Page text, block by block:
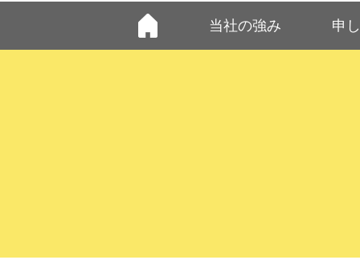
当社の強み 申